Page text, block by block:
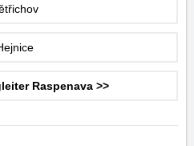
Raspenava >>